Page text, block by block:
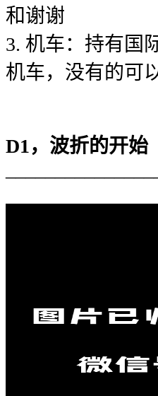
和谢谢
3. 机车：持有国
机车，没有的可
D1，波折的开始